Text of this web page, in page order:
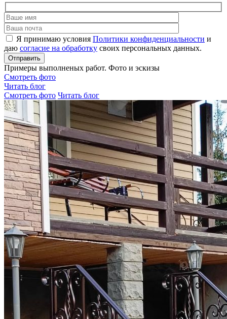
Я принимаю условия Политики конфиденциальности и
даю согласие на обработку своих персональных данных.
Примеры выполненых работ. Фото и эскизы
Смотреть фото
Читать блог
Смотреть фото Читать блог